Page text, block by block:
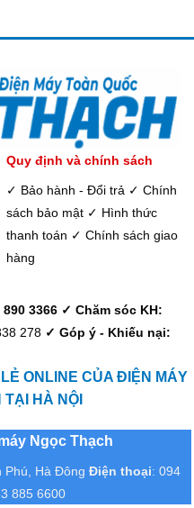
Quy định và chính sách
✓ Bảo hành - Đổi trả ✓ Chính
sách bảo mật ✓ Hình thức
thanh toán ✓ Chính sách giao
hàng
3366 ✓ Chăm sóc KH:
278 ✓ Góp ý - Khiếu nại:
ONLINE CỦA ĐIỆN MÁY
TẠI HÀ NỘI
Ngọc Thạch
Phú, Hà Đông Điện thoại: 094
885 6600